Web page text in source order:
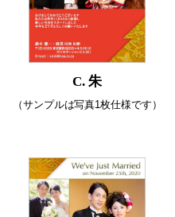
C. 朱
（サンプルは写真1枚仕様です）